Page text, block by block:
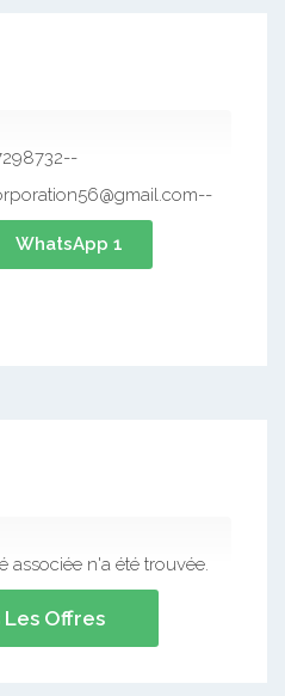
WhatsApp 1
associée n'a été trouvée.
Offres